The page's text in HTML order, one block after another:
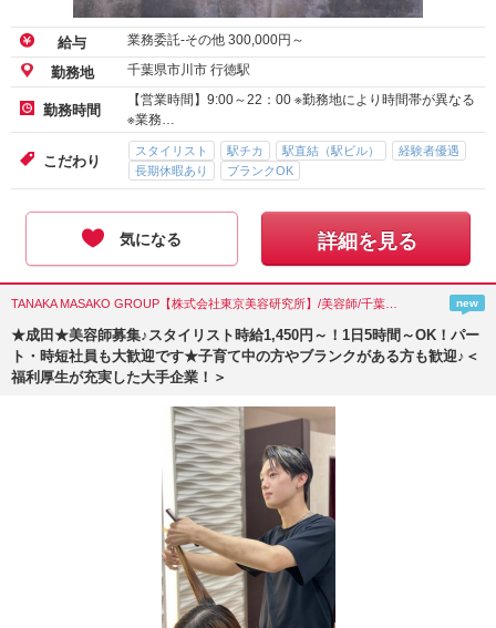
給与 業務委託-その他 300,000円～
勤務地 千葉県市川市 行徳駅
勤務時間
【営業時間】9:00～22：00 ※勤務地により時間帯が異なる
※業務…
こだわり
スタイリスト 駅チカ 駅直結（駅ビル）
経験者優遇
長期休暇あり
ブランクOK
気になる 詳細を見る
new
★成田★美容師募集♪スタイリスト時給1,450円～！1日5時間～OK！パー
ト・時短社員も大歓迎です★子育て中の方やブランクがある方も歓迎♪＜
福利厚生が充実した大手企業！＞